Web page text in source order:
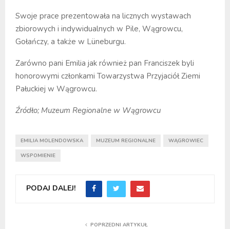
Swoje prace prezentowała na licznych wystawach
zbiorowych i indywidualnych w Pile, Wągrowcu,
Gołańczy, a także w Lüneburgu.
Zarówno pani Emilia jak również pan Franciszek byli
honorowymi członkami Towarzystwa Przyjaciół Ziemi
Pałuckiej w Wągrowcu.
Źródło; Muzeum Regionalne w Wągrowcu
EMILIA MOLENDOWSKA MUZEUM REGIONALNE WĄGROWIEC
WSPOMIENIE
PODAJ DALEJ!
POPRZEDNI ARTYKUŁ